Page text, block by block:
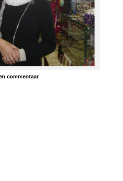
commentaar